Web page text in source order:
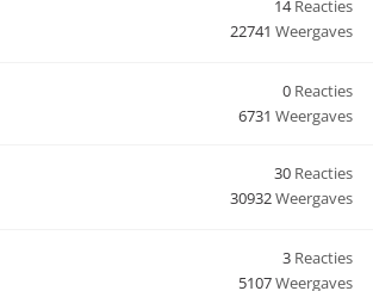
14Reacties
22741 Weergaves
0 Reacties
6731 Weergaves
30 Reacties
30932Weergaves
3 Reacties
5107Weergaves